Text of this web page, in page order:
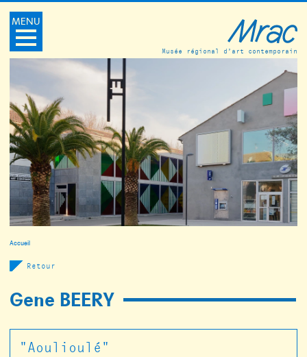
MENU
Musée régional d’art contemporain
Accueil
Retour
Gene BEERY
"Aoulioulé"